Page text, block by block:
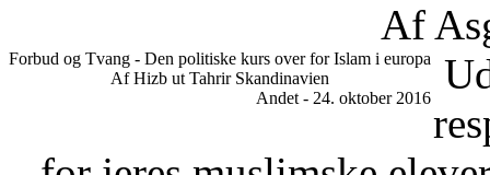
Af
Forbud og Tvang - Den politiske kurs over for Islam i europa
Af Hizb ut Tahrir Skandinavien
Andet - 24. oktober 2016